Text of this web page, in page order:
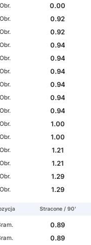
Obr.
0.00
Obr.
0.92
Obr.
0.92
Obr.
0.94
Obr.
0.94
Obr.
0.94
Obr.
0.94
Obr.
0.94
Obr.
0.94
Obr.
1.00
Obr.
1.00
Obr.
1.21
Obr.
1.21
Obr.
1.29
Obr. 1.29
Stracone / 90'
0.89
0.89